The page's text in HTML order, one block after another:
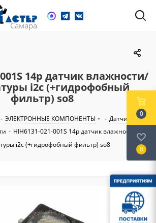
14р датчик влажности/
i2c (+гидрофобный
фильтр) so8
- ЭЛЕКТРОННЫЕ КОМПОНЕНТЫ - Датчики
-
- HIH6131-021-001S 14р датчик влажности/
i2c (+гидрофобный фильтр) so8
0
0